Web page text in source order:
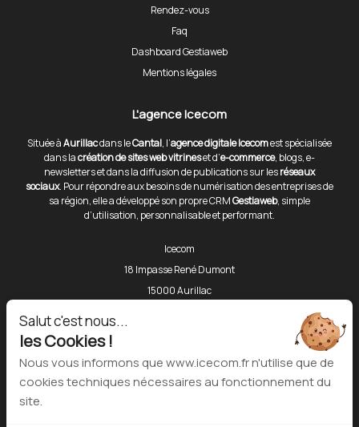
Rendez-vous
Faq
Dashboard Gestiaweb
Mentions légales
L'agence Icecom
Située àAurillacdans leCantal, l’agence digitale Icecomest spécialisée
dans lacréation de sites web vitrineset d’e-commerce, blogs, e-
newsletters et dans la diffusion de publications sur lesréseaux
sociaux. Pour répondre aux besoins de numérisation des entreprises de
sa région, elle a développé son propre CRMGestiaweb, simple
d’utilisation, personnalisable et performant.
Icecom
18 Impasse René Dumont
15000 Aurillac
Salut c'est nous...
les Cookies !
Nous vous informons que www.icecom.fr n'utilise que de
cookies techniques nécessaires au fonctionnement du
site.